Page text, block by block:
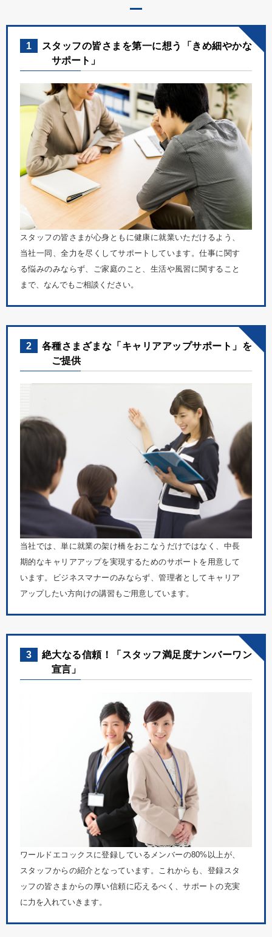
1
スタッフの皆さまを第一に想う「きめ細やかな
サポート」
スタッフの皆さまが心身ともに健康に就業いただけるよう、
当社一同、全力を尽くしてサポートしています。仕事に関す
る悩みのみならず、ご家庭のこと、生活や風習に関すること
まで、なんでもご相談ください。
2
各種さまざまな「キャリアアップサポート」を
ご提供
当社では、単に就業の架け橋をおこなうだけではなく、中長
期的なキャリアアップを実現するためのサポートを用意して
います。ビジネスマナーのみならず、管理者としてキャリア
アップしたい方向けの講習もご用意しています。
3
絶大なる信頼！「スタッフ満足度ナンバーワン
宣言」
ワールドエコックスに登録しているメンバーの80%以上が、
スタッフからの紹介となっています。これからも、登録スタ
ッフの皆さまからの厚い信頼に応えるべく、サポートの充実
に力を入れていきます。